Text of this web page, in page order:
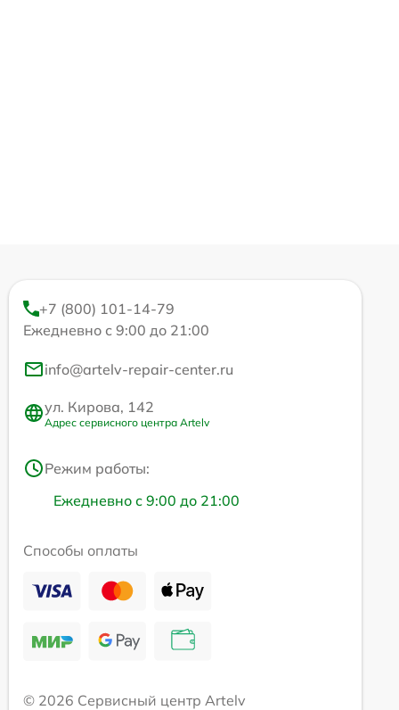
+7 (800) 101-14-79
Ежедневно с 9:00 до 21:00
info@artelv-repair-center.ru
ул. Кирова, 142
Адрес сервисного центра Artelv
Режим работы:
Ежедневно с 9:00 до 21:00
Способы оплаты
© 2026 Сервисный центр Artelv